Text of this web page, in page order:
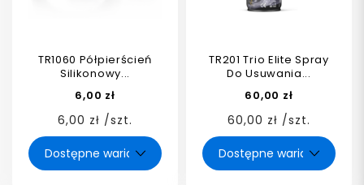
TR1060 Półpierścień
Silikonowy...
6,00 zł
6,00 zł /szt.
TR201 Trio Elite Spray
Do Usuwania...
60,00 zł
60,00 zł /szt.